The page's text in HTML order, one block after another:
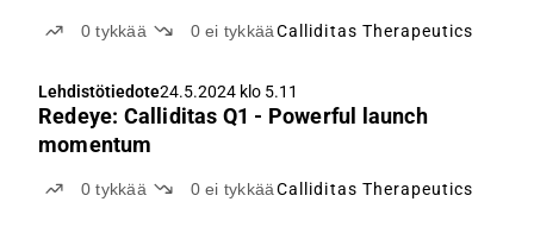
0tykkää 0ei tykkääCalliditas Therapeutics
Lehdistötiedote24.5.2024 klo 5.11
Redeye: Calliditas Q1 - Powerful launch
momentum
0tykkää 0ei tykkääCalliditas Therapeutics